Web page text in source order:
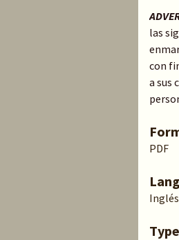
las
con
a sus
PDF
Inglés
Type